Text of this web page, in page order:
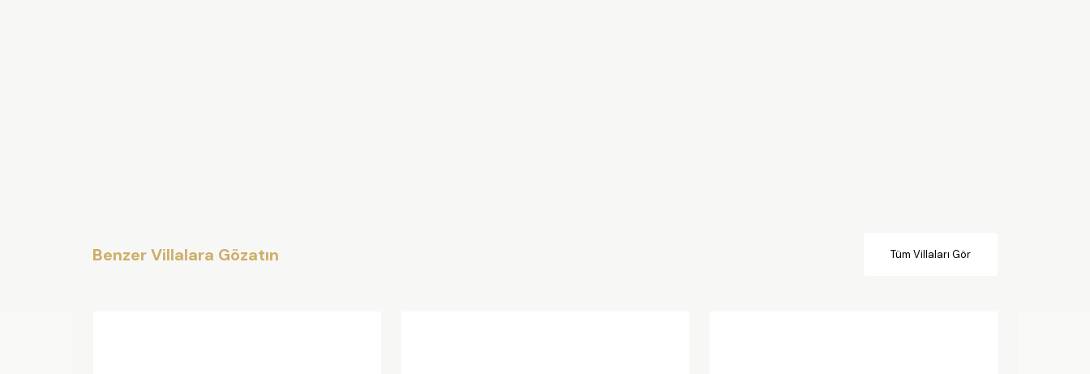
Benzer Villalara Gözatın Tüm Villaları Gör